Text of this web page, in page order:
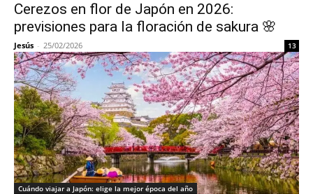
Cerezos en flor de Japón en 2026:
previsiones para la floración de sakura 🌸
Jesús - 25/02/2026 13
Cuándo viajar a Japón: elige la mejor época del año